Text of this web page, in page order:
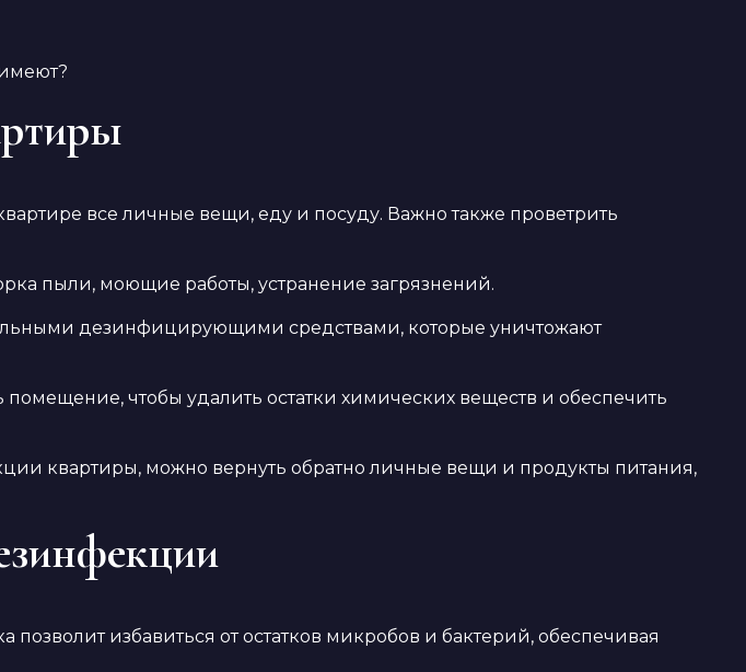
все личные вещи, еду и посуду. Важно также проветрить
пыли, моющие работы, устранение загрязнений.
дезинфицирующими средствами, которые уничтожают
чтобы удалить остатки химических веществ и обеспечить
квартиры, можно вернуть обратно личные вещи и продукты питания,
избавиться от остатков микробов и бактерий, обеспечивая